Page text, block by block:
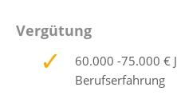
Vergütung
60.000 -75.000 €
Berufserfahrung